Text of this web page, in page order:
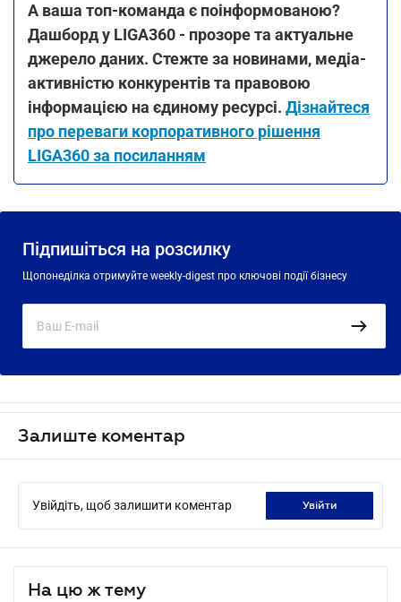
А ваша топ-команда є поінформованою?
Дашборд у LIGA360 - прозоре та актуальне
джерело даних. Стежте за новинами, медіа-
активністю конкурентів та правовою
інформацією на єдиному ресурсі. Дізнайтеся
про переваги корпоративного рішення
LIGA360 за посиланням
Підпишіться на розсилку
Щопонеділка отримуйте weekly-digest про ключові події бізнесу
Залиште коментар
Увійдіть, щоб залишити коментар увійти
На цю ж тему